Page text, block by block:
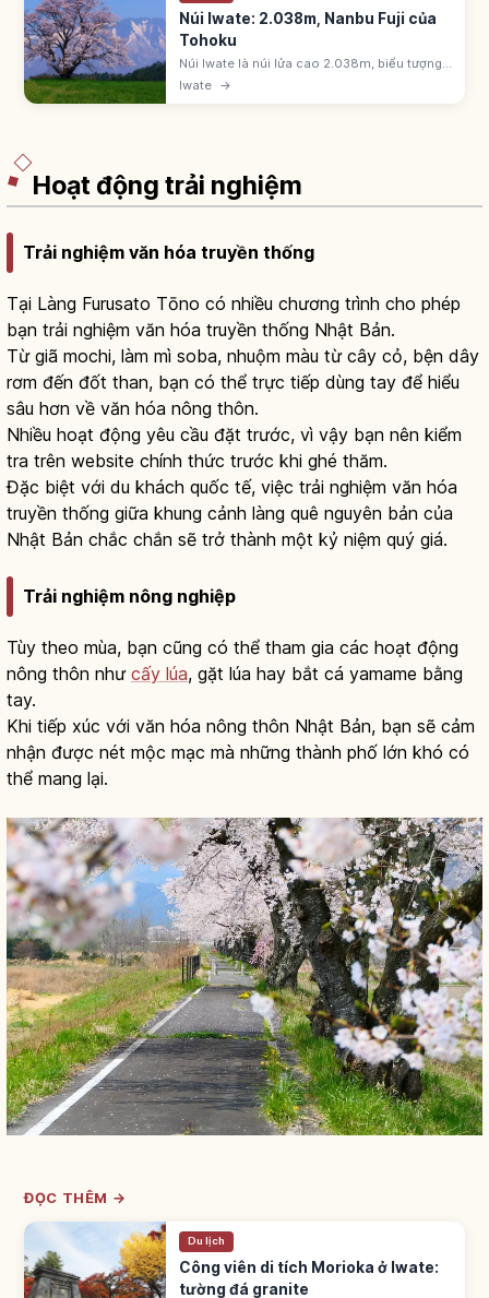
Núi Iwate: 2.038m, Nanbu Fuji của
Tohoku
Núi Iwate là núi lửa cao 2.038m, biểu tượng
Tohoku, gọi 'Nanbu Fuji'. Ishikawa Takuboku
Iwate →
Hoạt động trải nghiệm
Trải nghiệm văn hóa truyền thống
Tại Làng Furusato Tōno có nhiều chương trình cho phép
bạn trải nghiệm văn hóa truyền thống Nhật Bản.
Từ giã mochi, làm mì soba, nhuộm màu từ cây cỏ, bện dây
rơm đến đốt than, bạn có thể trực tiếp dùng tay để hiểu
sâu hơn về văn hóa nông thôn.
Nhiều hoạt động yêu cầu đặt trước, vì vậy bạn nên kiểm
tra trên website chính thức trước khi ghé thăm.
Đặc biệt với du khách quốc tế, việc trải nghiệm văn hóa
truyền thống giữa khung cảnh làng quê nguyên bản của
Nhật Bản chắc chắn sẽ trở thành một kỷ niệm quý giá.
Trải nghiệm nông nghiệp
Tùy theo mùa, bạn cũng có thể tham gia các hoạt động
nông thôn như cấy lúa, gặt lúa hay bắt cá yamame bằng
tay.
Khi tiếp xúc với văn hóa nông thôn Nhật Bản, bạn sẽ cảm
nhận được nét mộc mạc mà những thành phố lớn khó có
thể mang lại.
ĐỌC THÊM →
Du lịch
Công viên di tích Morioka ở Iwate:
tường đá granite